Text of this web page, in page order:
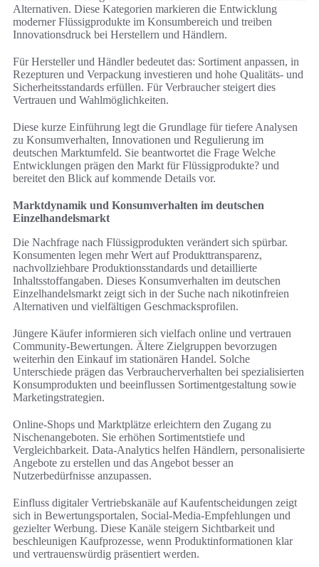
Alternativen. Diese Kategorien markieren die Entwicklung
moderner Flüssigprodukte im Konsumbereich und treiben
Innovationsdruck bei Herstellern und Händlern.
Für Hersteller und Händler bedeutet das: Sortiment anpassen, in
Rezepturen und Verpackung investieren und hohe Qualitäts- und
Sicherheitsstandards erfüllen. Für Verbraucher steigert dies
Vertrauen und Wahlmöglichkeiten.
Diese kurze Einführung legt die Grundlage für tiefere Analysen
zu Konsumverhalten, Innovationen und Regulierung im
deutschen Marktumfeld. Sie beantwortet die Frage Welche
Entwicklungen prägen den Markt für Flüssigprodukte? und
bereitet den Blick auf kommende Details vor.
Marktdynamik und Konsumverhalten im deutschen
Einzelhandelsmarkt
Die Nachfrage nach Flüssigprodukten verändert sich spürbar.
Konsumenten legen mehr Wert auf Produkttransparenz,
nachvollziehbare Produktionsstandards und detaillierte
Inhaltsstoffangaben. Dieses Konsumverhalten im deutschen
Einzelhandelsmarkt zeigt sich in der Suche nach nikotinfreien
Alternativen und vielfältigen Geschmacksprofilen.
Jüngere Käufer informieren sich vielfach online und vertrauen
Community-Bewertungen. Ältere Zielgruppen bevorzugen
weiterhin den Einkauf im stationären Handel. Solche
Unterschiede prägen das Verbraucherverhalten bei spezialisierten
Konsumprodukten und beeinflussen Sortimentgestaltung sowie
Marketingstrategien.
Online-Shops und Marktplätze erleichtern den Zugang zu
Nischenangeboten. Sie erhöhen Sortimentstiefe und
Vergleichbarkeit. Data-Analytics helfen Händlern, personalisierte
Angebote zu erstellen und das Angebot besser an
Nutzerbedürfnisse anzupassen.
Einfluss digitaler Vertriebskanäle auf Kaufentscheidungen zeigt
sich in Bewertungsportalen, Social-Media-Empfehlungen und
gezielter Werbung. Diese Kanäle steigern Sichtbarkeit und
beschleunigen Kaufprozesse, wenn Produktinformationen klar
und vertrauenswürdig präsentiert werden.